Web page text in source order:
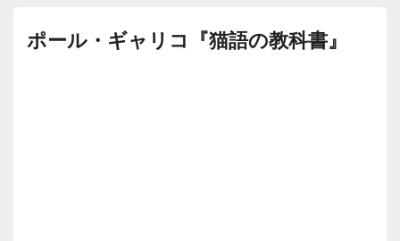
ポール・ギャリコ『猫語の教科書』